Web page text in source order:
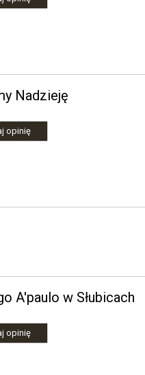
Nadzieję
opinię
A'paulo w Słubicach
opinię